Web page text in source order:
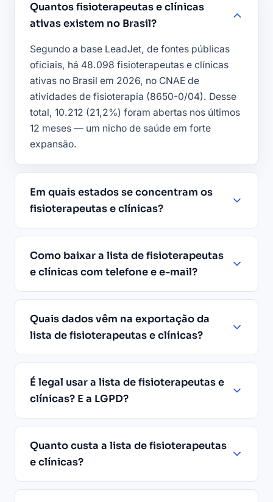
Quantos fisioterapeutas e clínicas
ativas existem no Brasil?
Segundo a base LeadJet, de fontes públicas
oficiais, há 48.098 fisioterapeutas e clínicas
ativas no Brasil em 2026, no CNAE de
atividades de fisioterapia (8650-0/04). Desse
total, 10.212 (21,2%) foram abertas nos últimos
12 meses — um nicho de saúde em forte
expansão.
Em quais estados se concentram os
fisioterapeutas e clínicas?
Como baixar a lista de fisioterapeutas
e clínicas com telefone e e-mail?
Quais dados vêm na exportação da
lista de fisioterapeutas e clínicas?
É legal usar a lista de fisioterapeutas e
clínicas? E a LGPD?
Quanto custa a lista de fisioterapeutas
e clínicas?